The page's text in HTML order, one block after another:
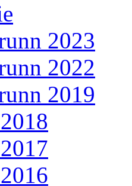
2023
2022
2019